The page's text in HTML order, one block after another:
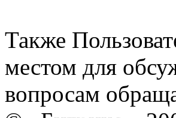
Также
местом для
вопросам